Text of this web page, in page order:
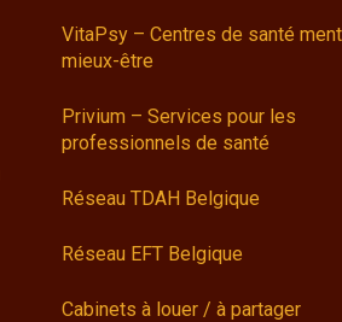
VitaPsy – Centres de santé
mieux-être
Privium – Services pour les
professionnels de santé
Réseau TDAH Belgique
Réseau EFT Belgique
Cabinets à louer / à partager